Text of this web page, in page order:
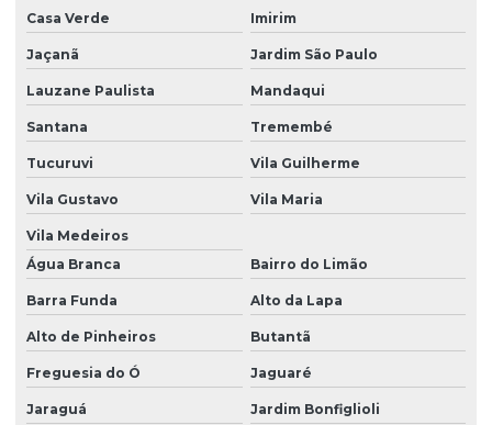
Dedetização contra baratas
Dedetização de baratas
Dedetização contra carrapatos
Dedetização de condomínios
Dedetização e controle de pragas
Dedetização contra cupim
Dedetização cupim
Dedetização cupim de solo
Dedetização e descupinização
Dedetização e desratização
Casa Verde Imirim
Jaçanã Jardim São Paulo
Lauzane Paulista Mandaqui
Santana Tremembé
Tucuruvi Vila Guilherme
Vila Gustavo Vila Maria
Vila Medeiros
Água Branca
Bairro do Limão
Barra Funda Alto da Lapa
Alto de Pinheiros Butantã
Freguesia do Ó Jaguaré
Jaraguá Jardim Bonfiglioli